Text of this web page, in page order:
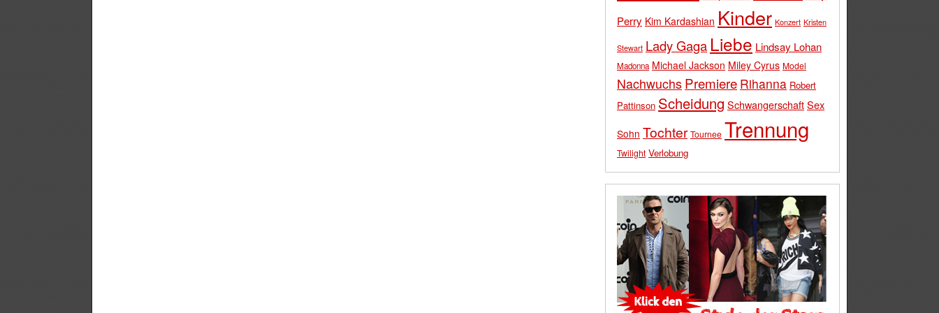
Perry Kim Kardashian Kinder Konzert Kristen
Stewart Lady Gaga Liebe Lindsay Lohan
Madonna Michael Jackson Miley Cyrus Model
Nachwuchs Premiere Rihanna Robert
Pattinson Scheidung SchwangerschaftSex
Sohn Tochter Tournee Trennung
Twilight Verlobung